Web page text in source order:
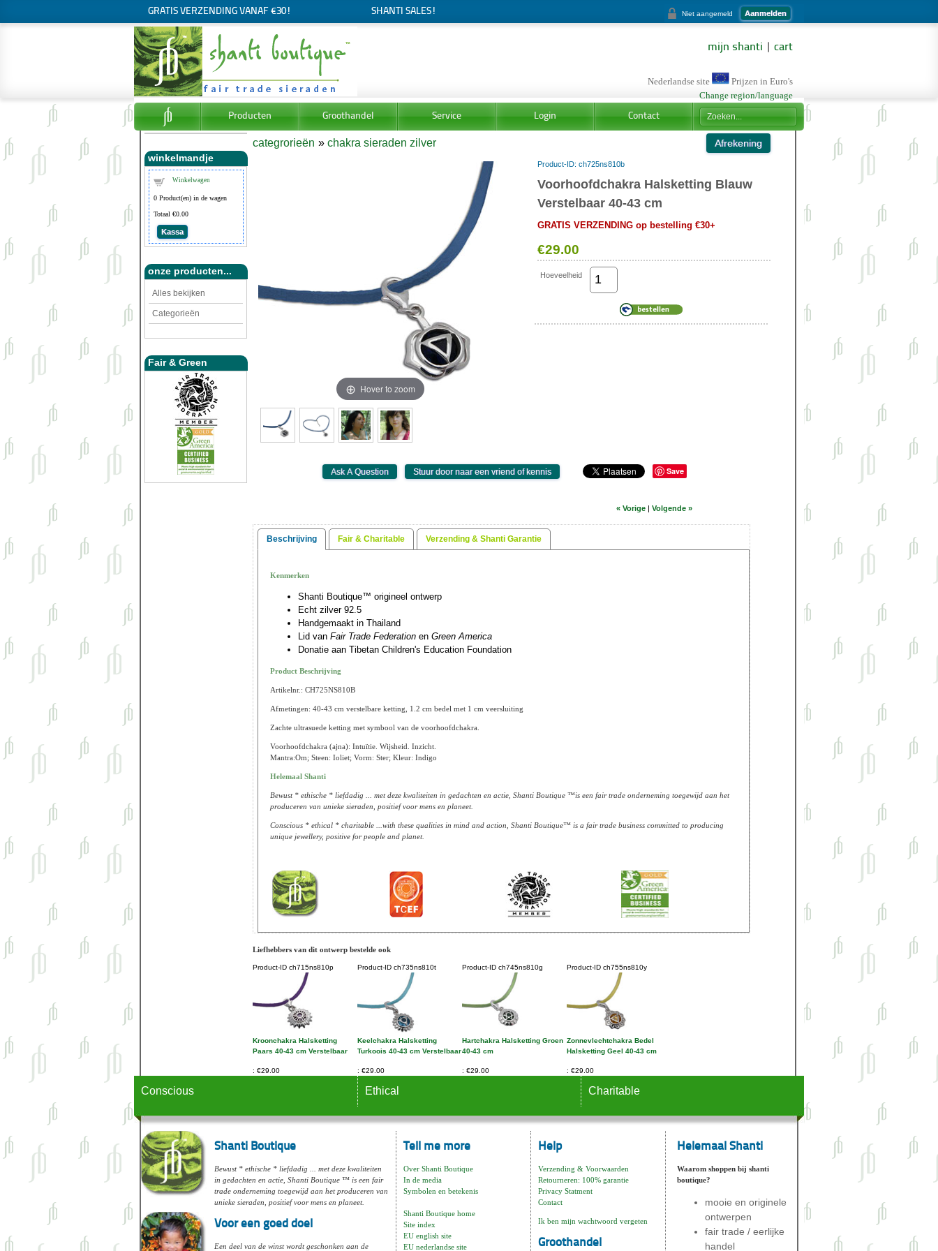
GRATIS VERZENDING VANAF €30! SHANTI SALES! Niet aangemeld Aanmelden
mijn shanti cart
Nederlandse site
Prijzen in Euro's
Change region/language
Producten Groothandel Service Login Contact
winkelmandje
Winkelwagen
0Product(en) in de wagen
Totaal €0.00
Kassa
onze producten...
Alles bekijken
Categorieën
Fair & Green
categrorieën » chakra sieraden zilver
Hover to zoom
Product-ID ch725ns810b
Voorhoofdchakra Halsketting Blauw
Verstelbaar 40-43 cm
GRATIS VERZENDING op bestelling €30+
€29.00
Hoeveelheid
Save
« Vorige| Volgende »
Beschrijving Fair & Charitable Verzending & Shanti Garantie
Kenmerken
Shanti Boutique™ origineel ontwerp
Echt zilver 92.5
Handgemaakt in Thailand
Lid van Fair Trade Federation en Green America
Donatie aan Tibetan Children's Education Foundation
Product Beschrijving
Artikelnr.: CH725NS810B
Afmetingen: 40-43 cm verstelbare ketting, 1.2 cm bedel met 1 cm veersluiting
Zachte ultrasuede ketting met symbool van de voorhoofdchakra.
Voorhoofdchakra (ajna): Intuïtie. Wijsheid. Inzicht.
Mantra:Om; Steen: Ioliet; Vorm: Ster; Kleur: Indigo
Helemaal Shanti
Bewust * ethische * liefdadig ... met deze kwaliteiten in gedachten en actie, Shanti Boutique ™is een fair trade onderneming toegewijd aan het
produceren van unieke sieraden, positief voor mens en planeet.
Conscious * ethical * charitable ...with these qualities in mind and action, Shanti Boutique™ is a fair trade business committed to producing
unique jewellery, positive for people and planet.
Liefhebbers van dit ontwerp bestelde ook
Product-ID ch715ns810p
Kroonchakra Halsketting
Paars 40-43 cm Verstelbaar
€29.00
Product-ID ch735ns810t
Keelchakra Halsketting
Turkoois 40-43 cm Verstelbaar
€29.00
Product-ID ch745ns810g
Hartchakra Halsketting Groen
40-43 cm
€29.00
Product-ID ch755ns810y
Zonnevlechtchakra Bedel
Halsketting Geel 40-43 cm
€29.00
Conscious Ethical Charitable
Shanti Boutique
Bewust * ethische * liefdadig ... met deze kwaliteiten
in gedachten en actie, Shanti Boutique ™ is een fair
trade onderneming toegewijd aan het produceren van
unieke sieraden, positief voor mens en planeet.
Voor een goed doel
Een deel van de winst wordt geschonken aan de
Tell me more
Over Shanti Boutique
In de media
Symbolen en betekenis
Shanti Boutique home
Site index
EU english site
EU nederlandse site
Help
Verzending & Voorwaarden
Retourneren: 100% garantie
Privacy Statment
Contact
Ik ben mijn wachtwoord vergeten
Groothandel
Helemaal Shanti
Waarom shoppen bij shanti
boutique?
mooie en originele
ontwerpen
fair trade / eerlijke
handel